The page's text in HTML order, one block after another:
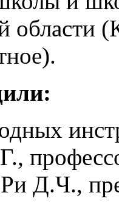
области
Д.Ч.,